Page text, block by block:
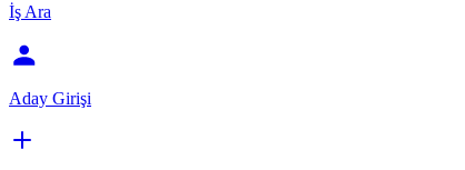
İş Ara
Aday Girişi